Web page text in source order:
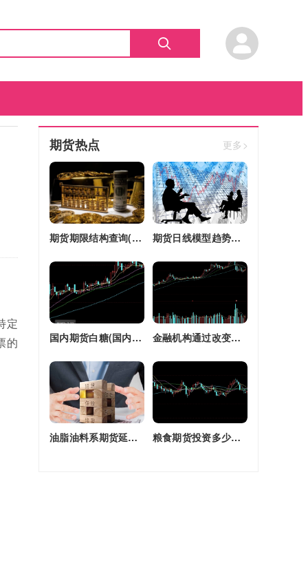
定
的
期货热点 更多>
期货期限结构查询(期货期限结构) 期货日线模型趋势图(期货日线模型趋势图怎么看)
国内期货白糖(国内期货白糖合约是怎么交割) 金融机构通过改变持有的股指期货合约(股指期货合约最长持有多久)
油脂油料系期货延续强劲走势(油脂期货是什么) 粮食期货投资多少钱一个月(粮食期货投资多少钱一个月啊)